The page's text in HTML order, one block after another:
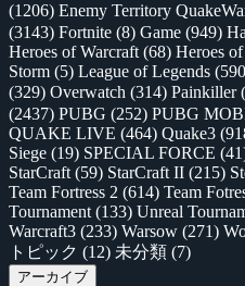
(1206) Enemy Territory
(3143) Fortnite (8) Game (949)
Heroes of Warcraft (68) Heroes
Storm (5) League of Legends
(329) Overwatch (314) Painkiller
(2437) PUBG (252) PUBG
QUAKE LIVE (464) Quake3
Siege (19) SPECIAL FORCE
StarCraft (59) StarCraft II (215)
Team Fortress 2 (614) Team
Tournament (133) Unreal
Warcraft3 (233) Warsow (271)
トピック (12) 未分類 (7)
アーカイブ